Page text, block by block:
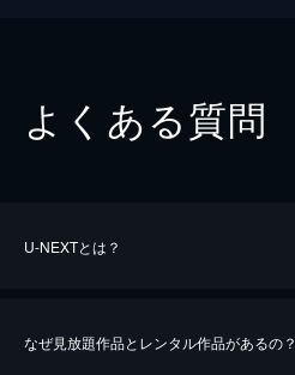
よくある質問
U-NEXTとは？
なぜ見放題作品とレンタル作品があるの？